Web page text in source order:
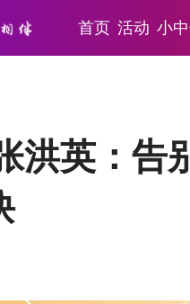
首页 活动 小
洪英：告